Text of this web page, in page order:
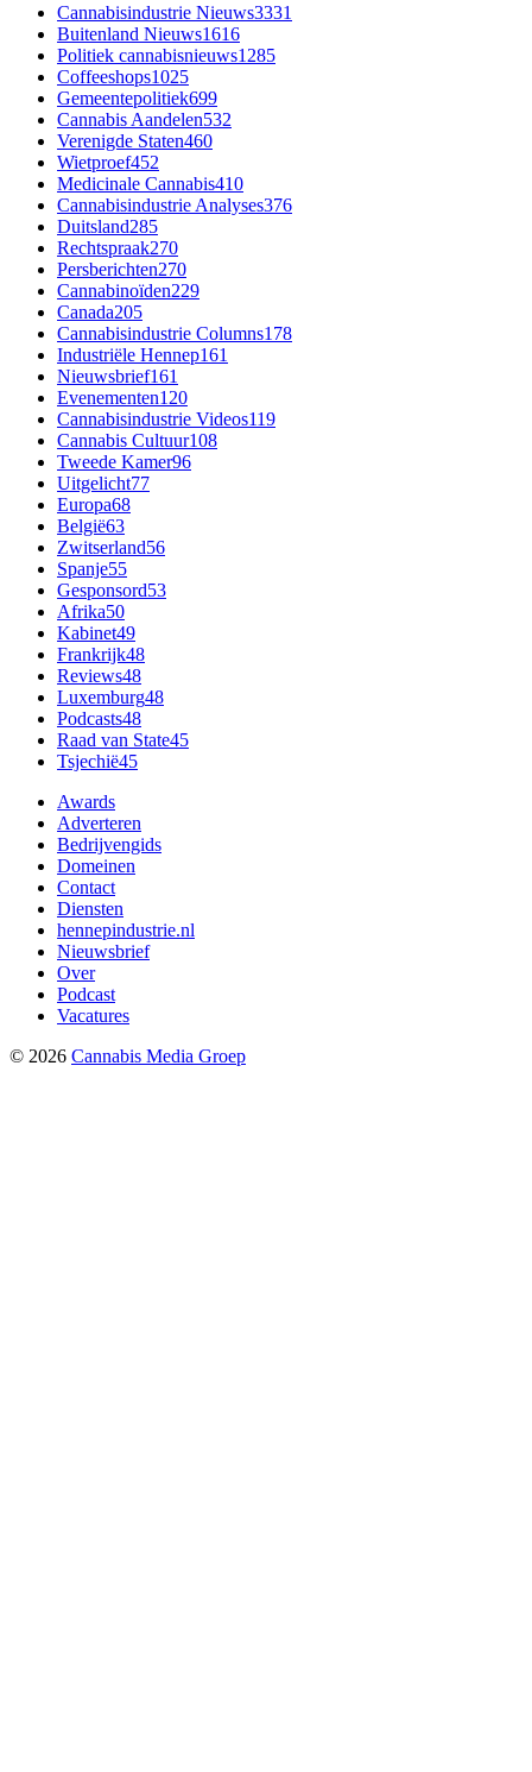
Cannabisindustrie Nieuws3331
Buitenland Nieuws1616
Politiek cannabisnieuws1285
Coffeeshops1025
Gemeentepolitiek699
Cannabis Aandelen532
Verenigde Staten460
Wietproef452
Medicinale Cannabis410
Cannabisindustrie Analyses376
Duitsland285
Rechtspraak270
Persberichten270
Cannabinoïden229
Canada205
Cannabisindustrie Columns178
Industriële Hennep161
Nieuwsbrief161
Evenementen120
Cannabisindustrie Videos119
Cannabis Cultuur108
Tweede Kamer96
Uitgelicht77
Europa68
België63
Zwitserland56
Spanje55
Gesponsord53
Afrika50
Kabinet49
Frankrijk48
Reviews48
Luxemburg48
Podcasts48
Raad van State45
Tsjechië45
Awards
Adverteren
Bedrijvengids
Domeinen
Contact
Diensten
hennepindustrie.nl
Nieuwsbrief
Over
Podcast
Vacatures
© 2026 Cannabis Media Groep